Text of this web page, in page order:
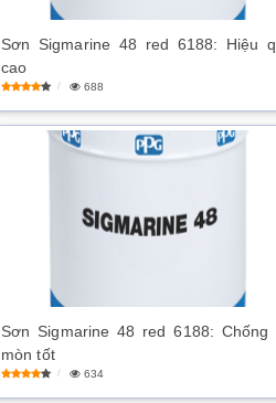
Sơn Sigmarine 48 red 6188: Hiệu
cao
688
Sơn Sigmarine 48 red 6188: Chống
mòn tốt
634